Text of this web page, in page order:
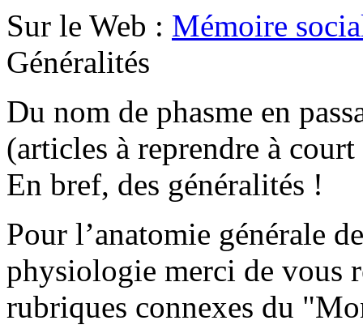
Sur le Web : Mémoire
Généralités
Du nom de phasme en
(articles à reprendre à
En bref, des généralités !
Pour l’anatomie générale
physiologie merci de vous
rubriques connexes du